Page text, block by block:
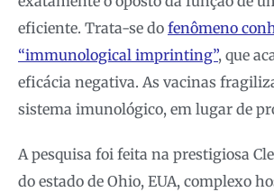
eficiente. Trata-se do fenômeno
“immunological imprinting”, que
eficácia negativa. As vacinas
sistema imunológico, em lugar de
A pesquisa foi feita na prestigiosa
do estado de Ohio, EUA, complexo